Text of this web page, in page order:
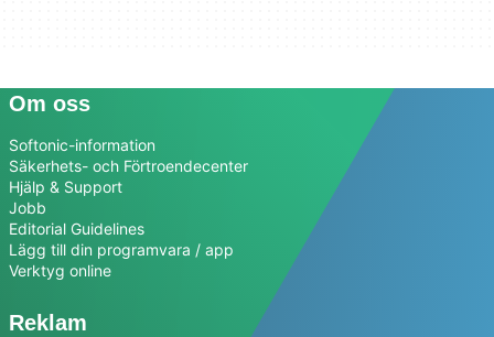
Om oss
Softonic-information
Säkerhets- och Förtroendecenter
Hjälp & Support
Jobb
Editorial Guidelines
Lägg till din programvara / app
Verktyg online
Reklam